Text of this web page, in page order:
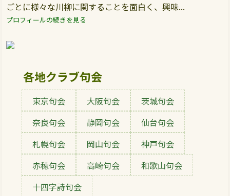
ごとに様々な川柳に関することを面白く、興味...
プロフィールの続きを見る
各地クラブ句会
東京句会 大阪句会
茨城句会
奈良句会
静岡句会
仙台句会
札幌句会
岡山句会
神戸句会
赤穂句会
高崎句会
和歌山句会
十四字詩句会